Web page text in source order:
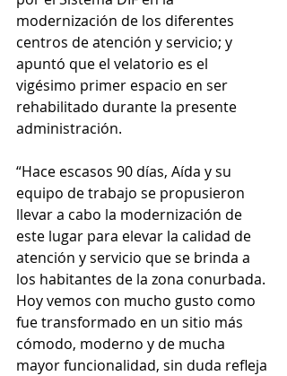
modernización de los diferentes
centros de atención y servicio; y
apuntó que el velatorio es el
vigésimo primer espacio en ser
rehabilitado durante la presente
administración.
“Hace escasos 90 días, Aída y su
equipo de trabajo se propusieron
llevar a cabo la modernización de
este lugar para elevar la calidad de
atención y servicio que se brinda a
los habitantes de la zona conurbada.
Hoy vemos con mucho gusto como
fue transformado en un sitio más
cómodo, moderno y de mucha
mayor funcionalidad, sin duda refleja